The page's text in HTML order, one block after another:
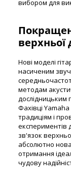
вибором для
верхньої
Нові моделі
насиченим
методам
дослідницьким
Фахівці Yamaha
традиціям і
експериментів
зв'язок
абсолютно
отримання
чудову